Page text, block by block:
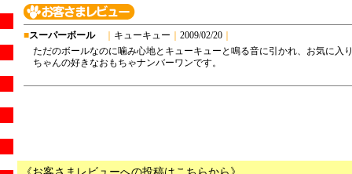
《お客さまレビューへの投稿はこちらから》